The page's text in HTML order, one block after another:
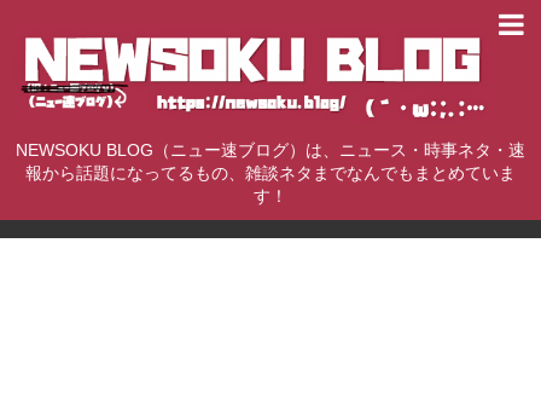
NEWSOKU BLOG（ニュー速ブログ）は、ニュース・時事ネタ・速
報から話題になってるもの、雑談ネタまでなんでもまとめていま
す！